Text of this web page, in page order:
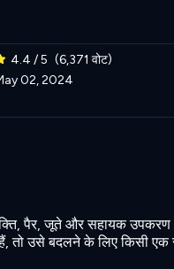
4.4 / 5 (6,371 वोट)
02, 2024
पैर, जूते और सहायक
उसे बदलने के लिए किसी एक